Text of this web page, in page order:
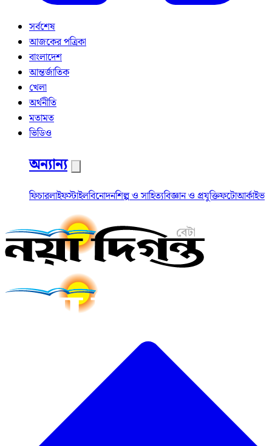
সর্বশেষ
আজকের পত্রিকা
বাংলাদেশ
আন্তর্জাতিক
খেলা
অর্থনীতি
মতামত
ভিডিও
অন্যান্য
ফিচারলাইফস্টাইলবিনোদনশিল্প ও সাহিত্যবিজ্ঞান ও প্রযুক্তিফটোআর্কাইভ